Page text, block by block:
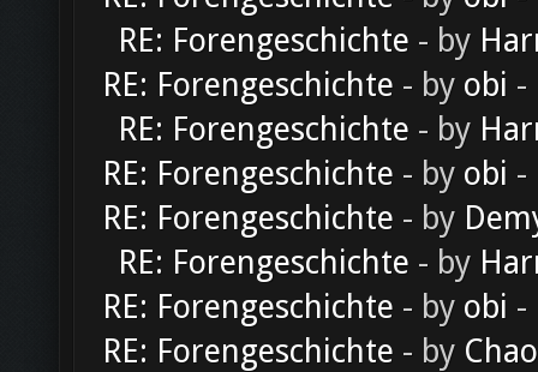
RE: Forengeschichte - by
RE: Forengeschichte - by obi -
RE: Forengeschichte - by
RE: Forengeschichte - by obi -
RE: Forengeschichte - by
RE: Forengeschichte - by
RE: Forengeschichte - by obi -
RE: Forengeschichte - by